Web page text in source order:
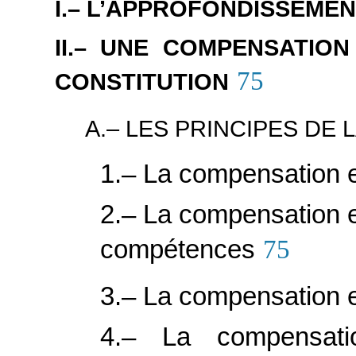
I.–
II.– UNE
CONSTITUTION 75
A.– LES PRINCIPES DE
1.– La compensation
2.– La compensation
compétences 75
3.– La compensation
4.– La